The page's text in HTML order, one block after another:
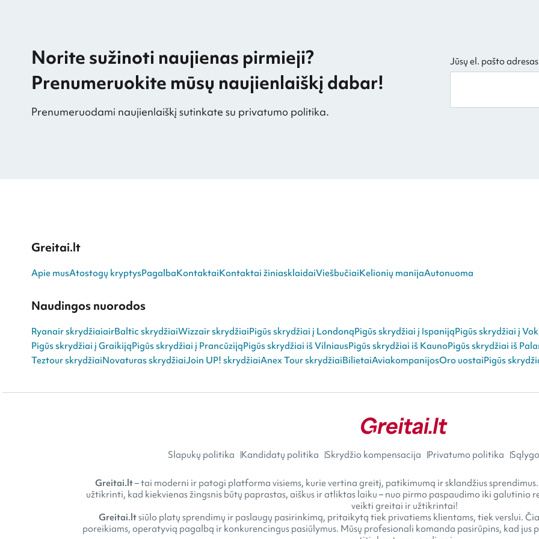
Norite sužinoti naujienas pirmieji?
Prenumeruokite mūsų naujienlaiškį dabar!
Prenumeruodami naujienlaiškį sutinkate su privatumo politika.
Jūsų el. pašto adresas
Greitai.lt
Apie musAtostogų kryptysPagalbaKontaktaiKontaktai žiniasklaidaiViešbučiaiKelionių manijaAutonuoma
Naudingos nuorodos
Ryanair skrydžiaiairBaltic skrydžiaiWizzair skrydžiaiPigūs skrydžiai į LondonąPigūs skrydžiai į IspanijąPigūs skrydžiai į
Pigūs skrydžiai į GraikijąPigūs skrydžiai į PrancūzijąPigūs skrydžiai iš VilniausPigūs skrydžiai iš KaunoPigūs skrydžiai iš
Teztour skrydžiaiNovaturas skrydžiaiJoin UP! skrydžiaiAnex Tour skrydžiaiBilietaiAviakompanijosOro uostaiPigūs
Slapukų politika Kandidatų politika Skrydžio kompensacija Privatumo politika
Greitai.lt– tai moderni ir patogi platforma visiems, kurie vertina greitį, patikimumą ir sklandžius
užtikrinti, kad kiekvienas žingsnis būtų paprastas, aiškus ir atliktas laiku – nuo pirmo paspaudimo iki galutinio
veikti greitai ir užtikrintai!
Greitai.ltsiūlo platų sprendimų ir paslaugų pasirinkimą, pritaikytą tiek privatiems klientams, tiek verslui.
poreikiams, operatyvią pagalbą ir konkurencingus pasiūlymus. Mūsų profesionali komanda pasirūpins, kad jus